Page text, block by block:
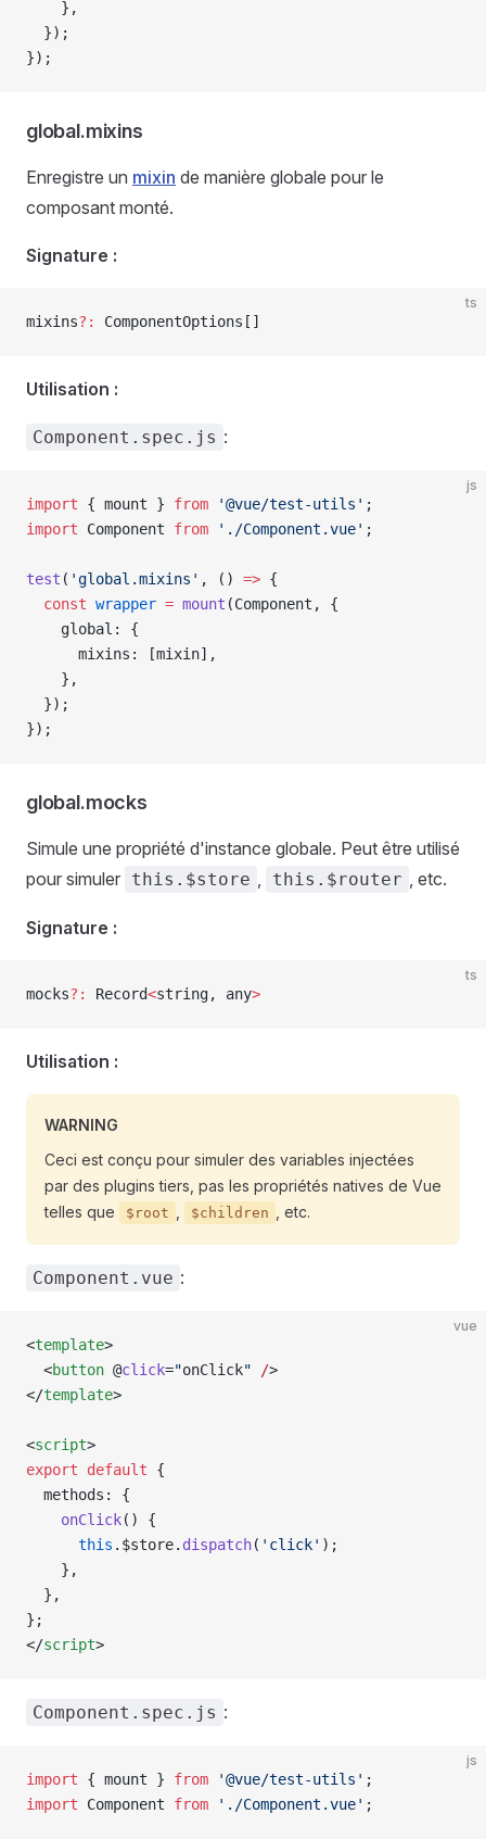
    },
  });
});
global.mixins
Enregistre un mixin de manière globale pour le
composant monté.
Signature :
ts
mixins?: ComponentOptions []
Utilisation :
Component.spec.js :
js
import { mount } from '@vue/test-utils' ;
import Component from './Component.vue' ;
test ( 'global.mixins' , () => {
  const
wrapper = mount (Component , {
    global
: {
      mixins
: [mixin],
    },
  });
});
global.mocks
Simule une propriété d'instance globale. Peut être utilisé
pour simuler this.$store , this.$router , etc.
Signature :
ts
mocks?: Record<string, any>
Utilisation :
WARNING
Ceci est conçu pour simuler des variables injectées
par des plugins tiers, pas les propriétés natives de Vue
telles que
$root $children , etc.
Component.vue :
vue
<template>
  <
button @click="onClick" />
</template>
<script>
export default {
  methods
: {
    onClick
() {
      this
. $store. dispatch( 'click' );
    },
  },
};
</script>
Component.spec.js :
js
import { mount } from '@vue/test-utils' ;
import Component from './Component.vue' ;